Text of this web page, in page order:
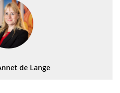
de Lange